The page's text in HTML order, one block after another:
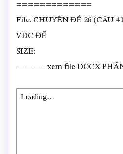
=============
File: CHUYÊN ĐỀ 26 (CÂU
VDC ĐỀ
SIZE:
———– xem file DOCX